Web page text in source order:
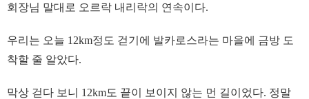
회장님 말대로 오르락 내리락의 연속이다.
우리는 오늘 12km정도 걷기에 발카로스라는 마을에 금방 도
착할 줄 알았다.
막상 걷다 보니 12km도 끝이 보이지 않는 먼 길이었다. 정말